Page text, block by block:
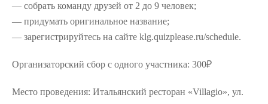
— собрать команду друзей от 2 до 9 человек;
— придумать оригинальное название;
— зарегистрируйтесь на сайте klg.quizplease.ru/schedule.
Организаторский сбор с одного участника: 300₽
Место проведения: Итальянский ресторан «Villagio», ул.